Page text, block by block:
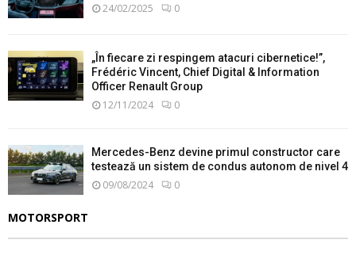
24/02/2025 0
„În fiecare zi respingem atacuri cibernetice!”,
Frédéric Vincent, Chief Digital & Information
Officer Renault Group
12/11/2024 0
Mercedes-Benz devine primul constructor care
testează un sistem de condus autonom de nivel 4
09/08/2024 0
MOTORSPORT